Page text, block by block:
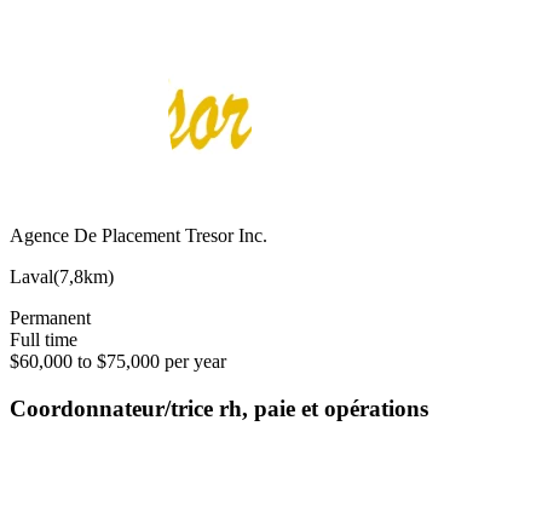
Agence De Placement Tresor Inc.
Laval(7,8km)
Permanent
Full time
$60,000 to $75,000 per year
Coordonnateur/trice rh, paie et opérations